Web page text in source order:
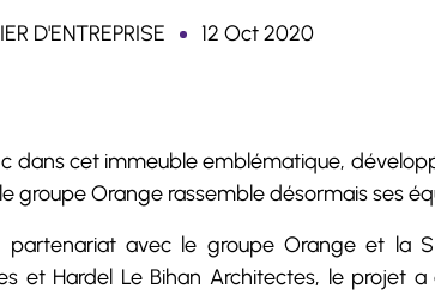
D'ENTREPRISE 12 Oct 2020
dans cet immeuble emblématique,
groupe Orange rassemble désormais ses
partenariat avec le groupe Orange et la
et Hardel Le Bihan Architectes, le projet